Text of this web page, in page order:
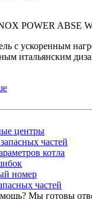
POWER ABSE
с ускоренным
итальянским
центры
частей
котла
номер
частей
Мы готовы